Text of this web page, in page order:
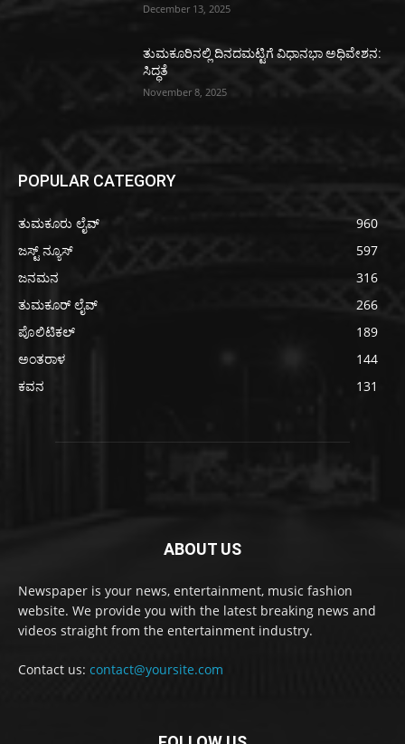
December 13, 2025
ತುಮಕೂರಿನಲ್ಲಿ ದಿನದಮಟ್ಟಿಗೆ ವಿಧಾನಭಾ ಅಧಿವೇಶನ:
ಸಿದ್ಧತೆ
November 8, 2025
POPULAR CATEGORY
ತುಮಕೂರು ಲೈವ್
960
ಜಸ್ಟ್ ನ್ಯೂಸ್
597
ಜನಮನ
316
ತುಮಕೂರ್ ಲೈವ್
266
ಪೊಲಿಟಿಕಲ್
189
ಅಂತರಾಳ
144
ಕವನ
131
ABOUT US
Newspaper is your news, entertainment, music fashion
website. We provide you with the latest breaking news and
videos straight from the entertainment industry.
Contact us: contact@yoursite.com